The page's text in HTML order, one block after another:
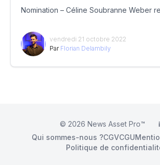
Nomination – Céline Soubranne Weber
vendredi 21 octobre 2022
Par Florian Delambily
© 2026 News Asset Pro™
Qui sommes-nous ?CGVCGU
Politique de